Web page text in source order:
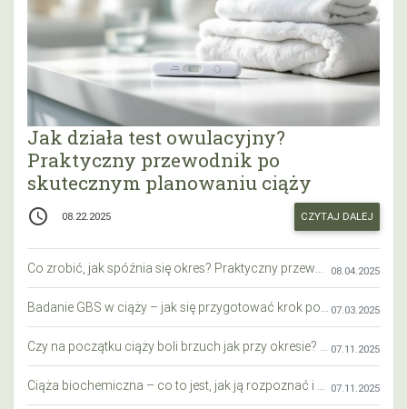
Jak działa test owulacyjny?
Praktyczny przewodnik po
skutecznym planowaniu ciąży
access_time 08.22.2025 CZYTAJ DALEJ
08.04.2025
07.03.2025
07.11.2025
07.11.2025